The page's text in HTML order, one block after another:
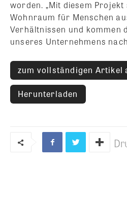
worden. „Mit diesem
Wohnraum für Menschen
Verhältnissen und kommen
unseres Unternehmens
zum vollständigen Artikel
Herunterladen